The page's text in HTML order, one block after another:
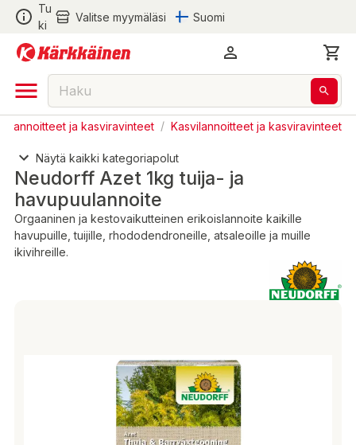
Tu
ki
Valitse myymäläsi Suomi
ja kasviravinteet / Kasvilannoitteet ja kasviravinteet
Näytä kaikki kategoriapolut
Neudorff Azet 1kg tuija- ja
havupuulannoite
Orgaaninen ja kestovaikutteinen erikoislannoite kaikille
havupuille, tuijille, rhododendroneille, atsaleoille ja muille
ikivihreille.